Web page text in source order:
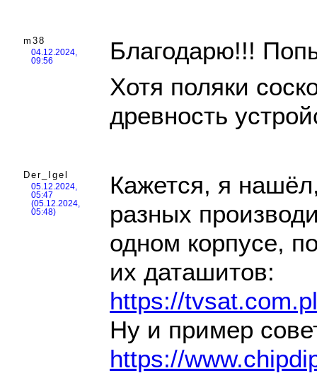
m38
04.12.2024,
09:56
Благодарю!!!
Хотя поляки
древность
Der_Igel
05.12.2024,
05:47
(05.12.2024,
05:48)
Кажется, я
разных
одном корпусе,
их даташитов:
https://
Ну и пример
https://